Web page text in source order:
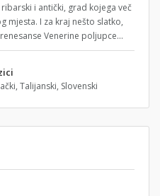
i antički, grad kojega več
mjesta. I za kraj nešto slatko,
Venerine poljupce...
Talijanski, Slovenski